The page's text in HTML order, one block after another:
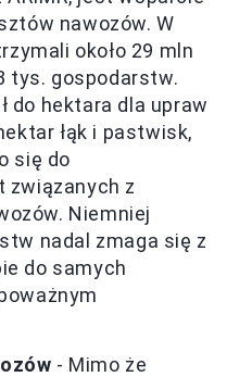
nawozów. W
około 29 mln
tys. gospodarstw.
do hektara dla upraw
łąk i pastwisk,
się do
związanych z
Niemniej
nadal zmaga się z
do samych
- Mimo że